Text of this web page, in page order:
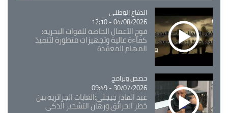
Catégorie
الدفاع الوطني
04/08/2026 - 12:10
فوج الأعمال الخاصة للقوات البحرية:
كفاءة عالية وتجهيزات متطورة لتنفيذ
المهام المعقدة
Catégorie
حصص وبرامج
30/07/2026 - 09:49
عبد القادر جيجلي:الغابات الجزائرية بين
خطر الحرائق ورهان التشجير الذكي